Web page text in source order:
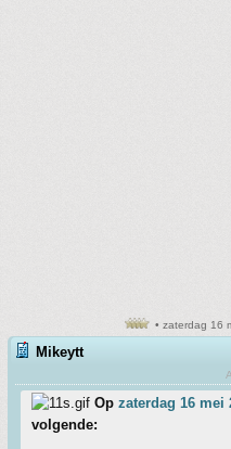
• zaterdag 16
Mikeytt
Op zaterdag 16 mei
volgende: